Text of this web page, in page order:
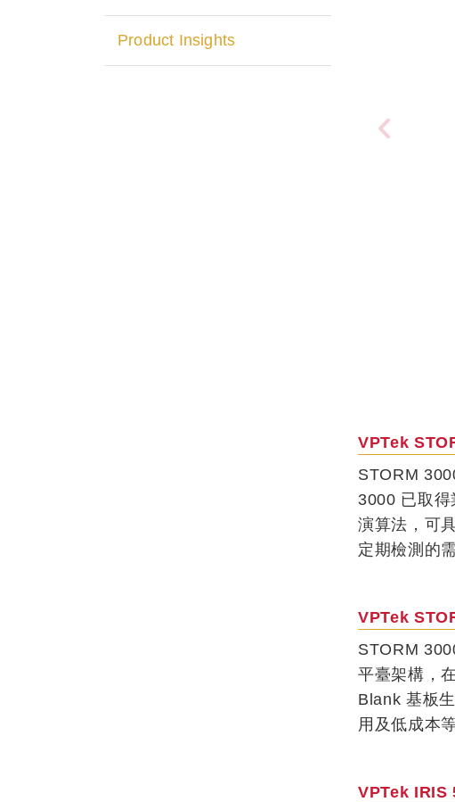
Product Insights
VPTek
STORM
3000 已取
演算法，可
定期檢測的
VPTek
STORM
平臺架構，
Blank 基板
用及低成本
VPTek